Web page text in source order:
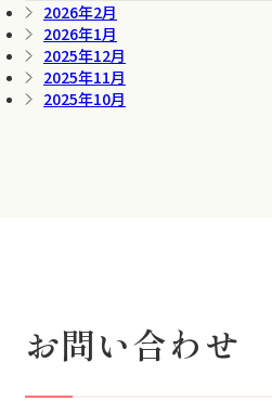
2026年2月
2026年1月
2025年12月
2025年11月
2025年10月
お問い合わせ